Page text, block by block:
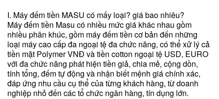
I. Máy đếm tiền MASU có mấy loại? giá bao nhiêu?
Máy đếm tiền Masu có nhiều mức giá khác nhau gồm
nhiều phân khúc, gồm máy đếm tiền cơ bản đến những
loại máy cao cấp đa ngoại tệ đa chức năng, có thể xử lý cả
tiền mặt Polymer VNĐ và tiền cotton ngoại tệ USD, EURO
với đa chức năng phát hiện tiền giả, chia mẻ, cộng dồn,
tính tổng, đếm tự động và nhận biết mệnh giá chính xác,
đáp ứng nhu cầu cụ thể của từng khách hàng, từ doanh
nghiệp nhỏ đến các tổ chức ngân hàng, tín dụng lớn.